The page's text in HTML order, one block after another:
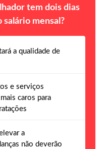
tem dois dias
salário mensal?
a qualidade de
e serviços
caros para
a
não deverão